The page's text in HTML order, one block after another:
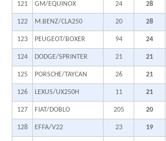
121 GM/EQUINOX 24 28
122 M.BENZ/CLA250 20 28
123 PEUGEOT/BOXER 94 24
124 DODGE/SPRINTER 21 21
125 PORSCHE/TAYCAN 26 21
126 LEXUS/UX250H 11 21
127 FIAT/DOBLO 205 20
128 EFFA/V22 23 19